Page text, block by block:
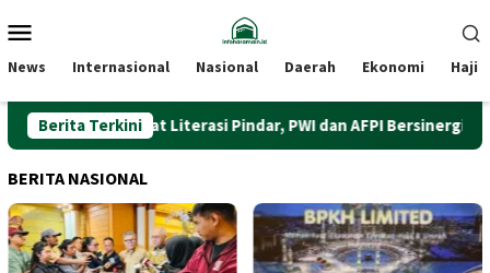
ke
Mobile
News Internasional Nasional Daerah Ekonomi Haji
Berita Terkini
Perkuat Literasi Pindar, PWI dan AFPI Bersinergi
BERITA NASIONAL